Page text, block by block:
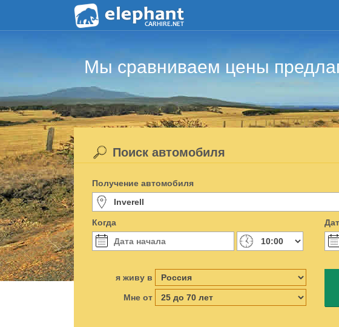
Мы сравниваем цены
Поиск автомобиля
Получение автомобиля
Когда
я живу в
Мне от